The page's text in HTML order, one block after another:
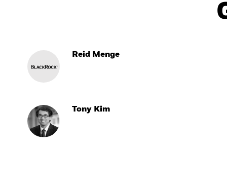
Reid Menge
Tony Kim